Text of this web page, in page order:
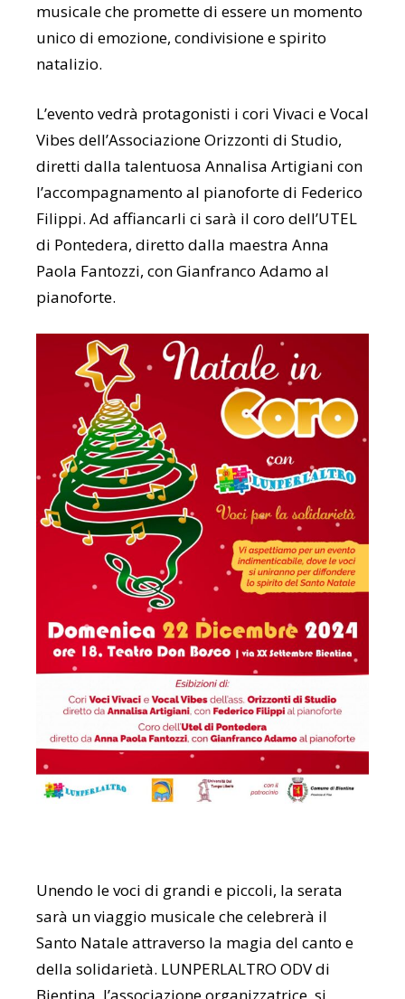
musicale che promette di essere un momento
unico di emozione, condivisione e spirito
natalizio.
L’evento vedrà protagonisti i cori Vivaci e Vocal
Vibes dell’Associazione Orizzonti di Studio,
diretti dalla talentuosa Annalisa Artigiani con
l’accompagnamento al pianoforte di Federico
Filippi. Ad affiancarli ci sarà il coro dell’UTEL
di Pontedera, diretto dalla maestra Anna
Paola Fantozzi, con Gianfranco Adamo al
pianoforte.
Unendo le voci di grandi e piccoli, la serata
sarà un viaggio musicale che celebrerà il
Santo Natale attraverso la magia del canto e
della solidarietà. LUNPERLALTRO ODV di